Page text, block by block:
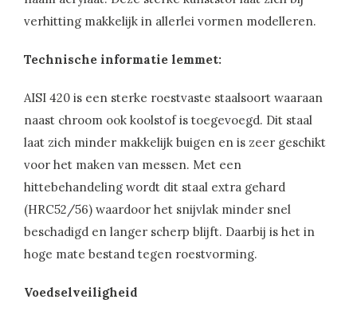
verhitting makkelijk in allerlei vormen modelleren.
Technische informatie lemmet:
AISI 420 is een sterke roestvaste staalsoort waaraan
naast chroom ook koolstof is toegevoegd. Dit staal
laat zich minder makkelijk buigen en is zeer geschikt
voor het maken van messen. Met een
hittebehandeling wordt dit staal extra gehard
(HRC52/56) waardoor het snijvlak minder snel
beschadigd en langer scherp blijft. Daarbij is het in
hoge mate bestand tegen roestvorming.
Voedselveiligheid